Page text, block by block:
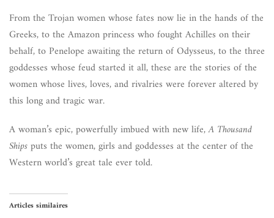
From the Trojan women whose fates now lie in the hands of the
Greeks, to the Amazon princess who fought Achilles on their
behalf, to Penelope awaiting the return of Odysseus, to the three
goddesses whose feud started it all, these are the stories of the
women whose lives, loves, and rivalries were forever altered by
this long and tragic war.
A woman’s epic, powerfully imbued with new life,A Thousand
Shipsputs the women, girls and goddesses at the center of the
Western world’s great tale ever told.
Articles similaires